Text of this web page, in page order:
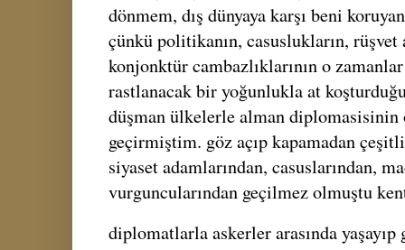
dönmem, dış dünyaya karşı beni
çünkü politikanın, casuslukların, rüşvet
konjonktür cambazlıklarının o
rastlanacak bir yoğunlukla at
düşman ülkelerle alman diplomasisinin
geçirmiştim. göz açıp kapamadan
siyaset adamlarından, casuslarından,
vurguncularından geçilmez olmuştu
diplomatlarla askerler arasında yaşayıp